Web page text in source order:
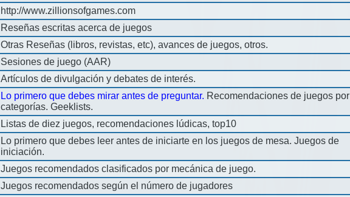
http://www.zillionsofgames.com
Reseñas escritas acerca de juegos
Otras Reseñas (libros, revistas, etc), avances de juegos, otros.
Sesiones de juego (AAR)
Artículos de divulgación y debates de interés.
Lo primero que debes mirar antes de preguntar. Recomendaciones de juegos por
categorías. Geeklists.
Listas de diez juegos, recomendaciones lúdicas, top10
Lo primero que debes leer antes de iniciarte en los juegos de mesa. Juegos de
iniciación.
Juegos recomendados clasificados por mecánica de juego.
Juegos recomendados según el número de jugadores